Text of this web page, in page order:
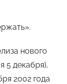
нового
5 декабря),
2002 года